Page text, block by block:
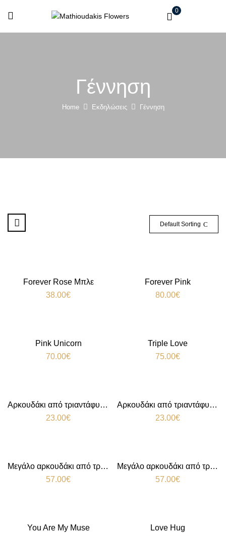
0
Γέννηση
Home Εκδηλώσεις Γέννηση
Default Sorting
Forever Rose Μπλε
38.00€
Forever Pink
80.00€
Pink Unicorn
70.00€
Triple Love
75.00€
Αρκουδάκι από τριαντάφυλλα Red
23.00€
Αρκουδάκι από τριαντάφυλλα White
23.00€
Μεγάλο αρκουδάκι από τριαντάφυλλα Pink
57.00€
Μεγάλο αρκουδάκι από τριαντάφυλλα Red
57.00€
You Are My Muse
Love Hug